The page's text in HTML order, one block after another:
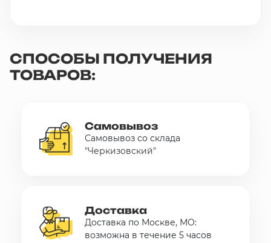
СПОСОБЫ ПОЛУЧЕНИЯ
ТОВАРОВ:
Самовывоз
Самовывоз со склада
"Черкизовский"
Доставка
Доставка по Москве, МО:
возможна в течение 5 часов